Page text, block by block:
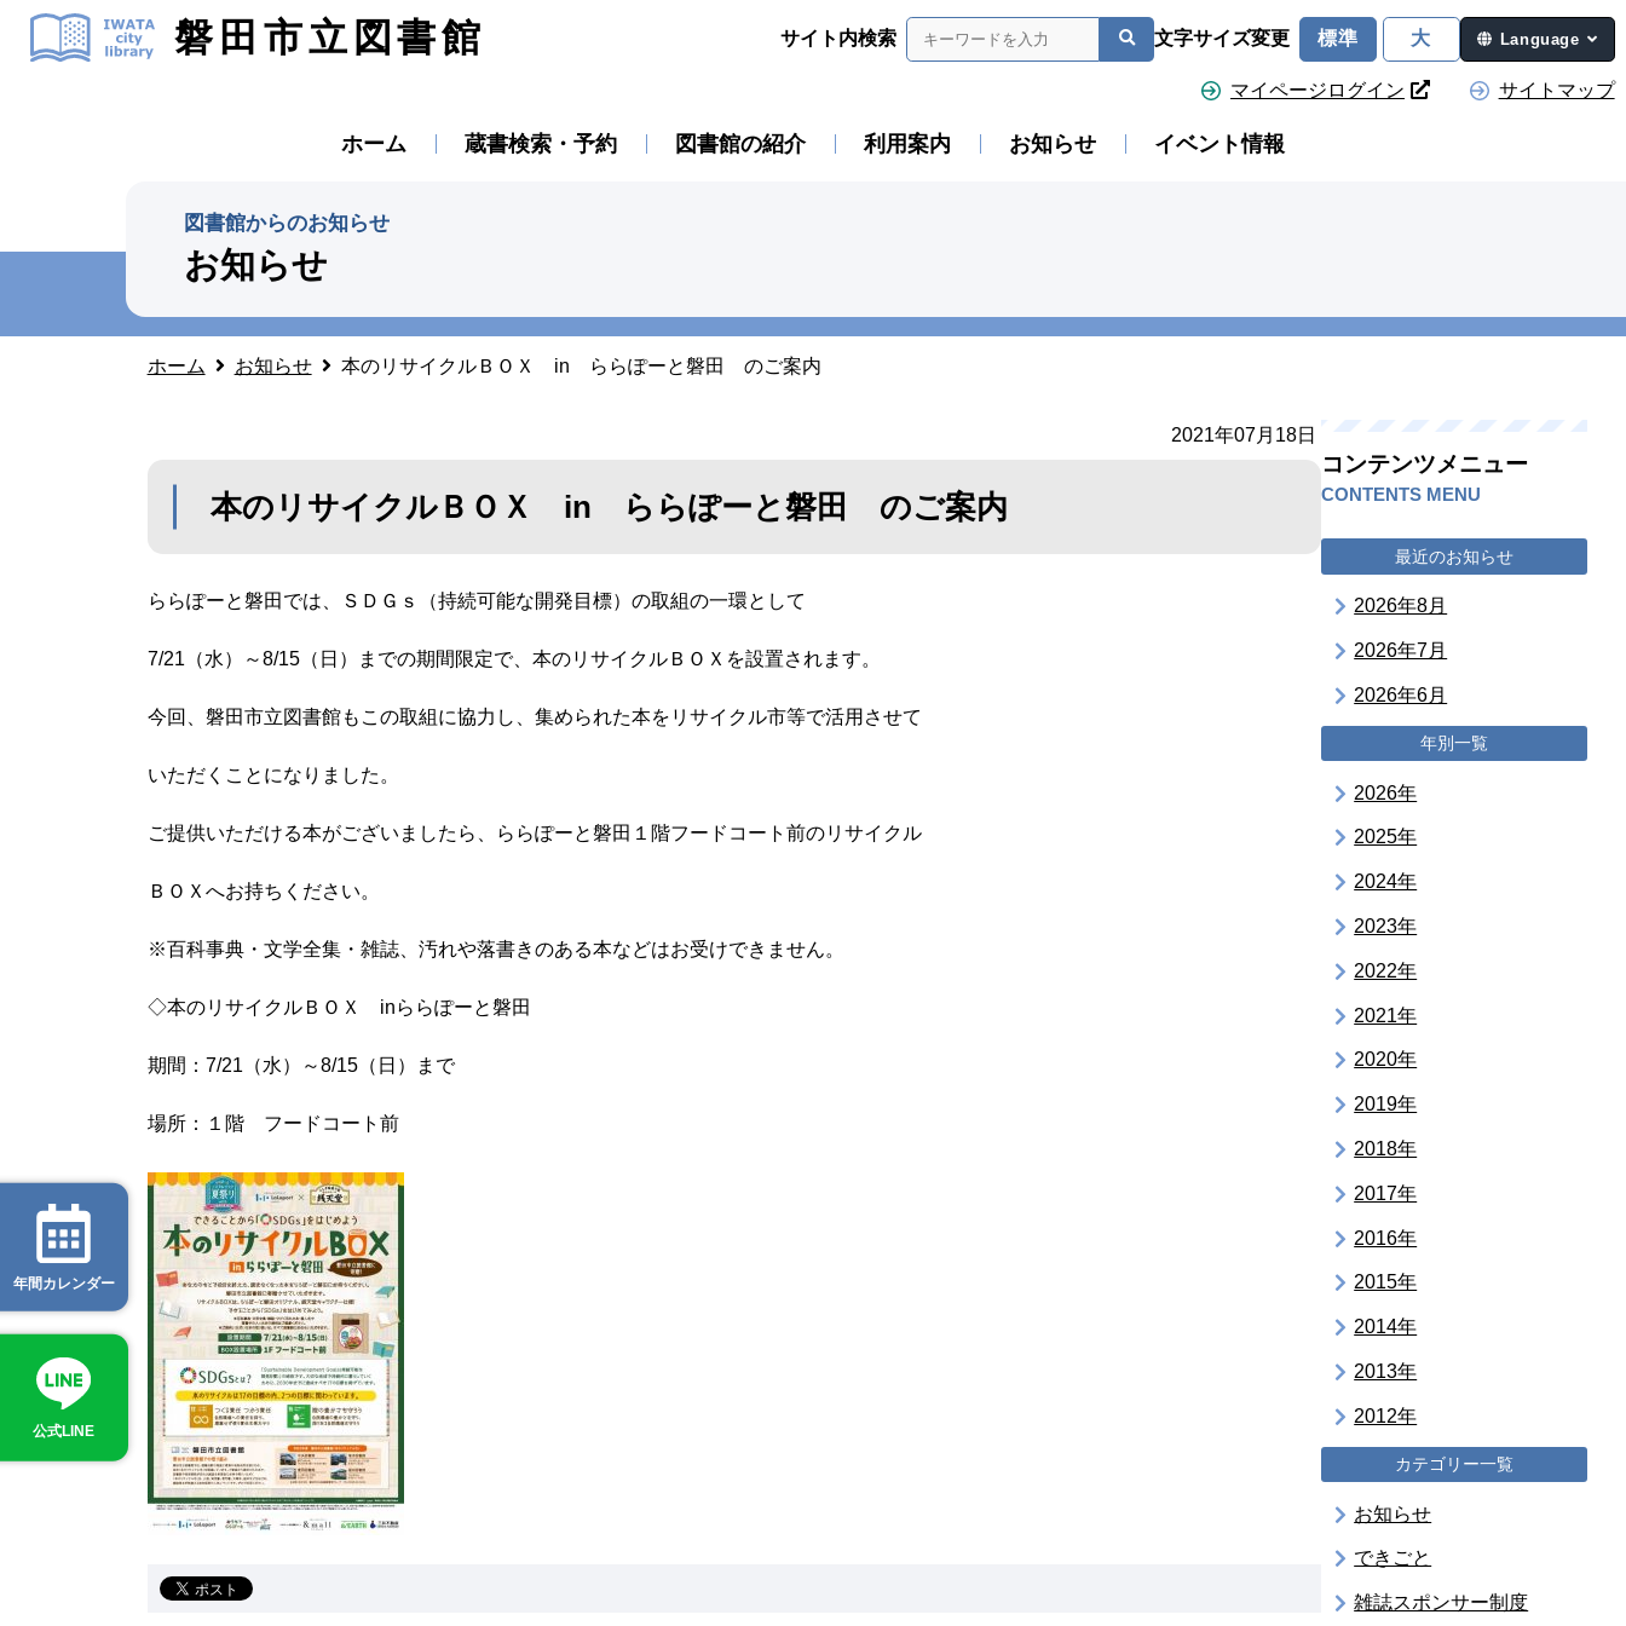
磐田市立図書館 サイト内検索 文字サイズ変更 標準 大 Language
マイページログイン サイトマップ
ホーム 蔵書検索・予約 図書館の紹介 利用案内 お知らせ イベント情報
図書館からのお知らせ
お知らせ
ホーム お知らせ 本のリサイクルＢＯＸ in ららぽーと磐田 のご案内
2021年07月18日
本のリサイクルＢＯＸ in ららぽーと磐田 のご案内
ららぽーと磐田では、ＳＤＧｓ（持続可能な開発目標）の取組の一環として
7/21（水）～8/15（日）までの期間限定で、本のリサイクルＢＯＸを設置されます。
今回、磐田市立図書館もこの取組に協力し、集められた本をリサイクル市等で活用させて
いただくことになりました。
ご提供いただける本がございましたら、ららぽーと磐田１階フードコート前のリサイクル
ＢＯＸへお持ちください。
※百科事典・文学全集・雑誌、汚れや落書きのある本などはお受けできません。
◇本のリサイクルＢＯＸ inららぽーと磐田
期間：7/21（水）～8/15（日）まで
場所：１階 フードコート前
コンテンツメニュー
CONTENTS MENU
最近のお知らせ
2026年8月
2026年7月
2026年6月
年別一覧
2026年
2025年
2024年
2023年
2022年
2021年
2020年
2019年
2018年
2017年
2016年
2015年
2014年
2013年
2012年
カテゴリー一覧
お知らせ
できごと
雑誌スポンサー制度
年間カレンダー
公式LINE